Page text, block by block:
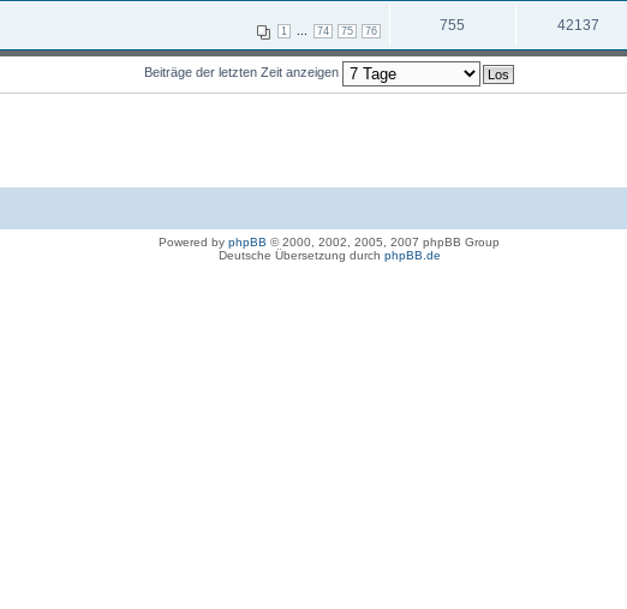
1 74 75 76 755 42137
Beiträge der letzten Zeit anzeigen
Powered by phpBB © 2000, 2002, 2005, 2007 phpBB Group
Deutsche Übersetzung durch phpBB.de